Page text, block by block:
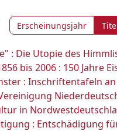
Erscheinungsjahr
: Die Utopie des
bis 2006 : 150 Jahre
: Inschriftentafeln
in
: Entschädigung